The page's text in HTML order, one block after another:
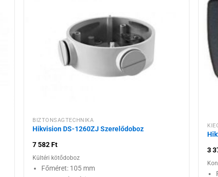
Hozzáadás a
kívánságlistához
BIZTONSÁGTECHNIKA
Hikvision DS-1260ZJ Szerelődoboz
7 582Ft
Kültéri kötődoboz
Főméret: 105 mm
3